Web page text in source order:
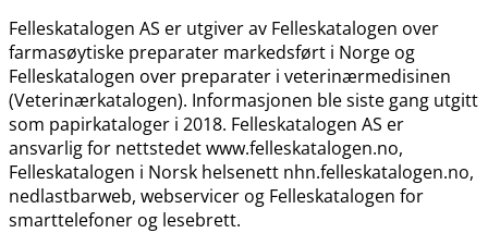
Felleskatalogen AS er utgiver av Felleskatalogen over
farmasøytiske preparater markedsført i Norge og
Felleskatalogen over preparater i veterinærmedisinen
(Veterinærkatalogen). Informasjonen ble siste gang utgitt
som papirkataloger i 2018. Felleskatalogen AS er
ansvarlig for nettstedet www.felleskatalogen.no,
Felleskatalogen i Norsk helsenett nhn.felleskatalogen.no,
nedlastbarweb, webservicer og Felleskatalogen for
smarttelefoner og lesebrett.